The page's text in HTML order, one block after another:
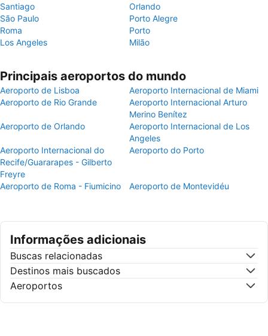
Santiago
Orlando
São Paulo
Porto Alegre
Roma
Porto
Los Angeles
Milão
Principais aeroportos do mundo
Aeroporto de Lisboa
Aeroporto Internacional de Miami
Aeroporto de Rio Grande
Aeroporto Internacional Arturo
Merino Benítez
Aeroporto de Orlando
Aeroporto Internacional de Los
Angeles
Aeroporto Internacional do
Recife/Guararapes - Gilberto
Freyre
Aeroporto do Porto
Aeroporto de Roma - Fiumicino Aeroporto de Montevidéu
Informações adicionais
Buscas relacionadas
Destinos mais buscados
Aeroportos